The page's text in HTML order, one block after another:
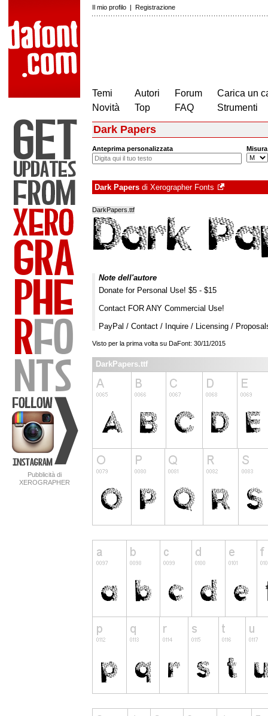
Il mio profilo | Registrazione
Temi
Novità
Autori
Top
Forum
FAQ
Carica un
Strumenti
Pubblicità di
XEROGRAPHER
Dark Papers
Anteprima personalizzata Misura
Dark Papers di Xerographer Fonts
DarkPapers.ttf
Note dell'autore
Donate for Personal Use! $5 - $15
Contact FOR ANY Commercial Use!
PayPal / Contact / Inquire / Licensing /
Visto per la prima volta su DaFont: 30/11/2015
DarkPapers.ttf